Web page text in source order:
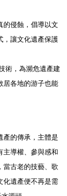
的侵蝕，倡導以文
，讓文化遺產保護
術，為瀕危遺產建
居各地的游子也能
產的傳承，主體是
主導權、參與感和
當古老的技藝、歌
化遺產便不再是需